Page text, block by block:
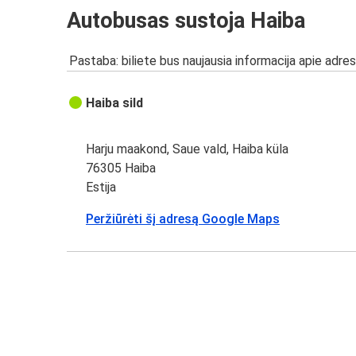
Autobusas sustoja Haiba
Pastaba: biliete bus naujausia informacija apie
Haiba sild
Harju maakond, Saue vald, Haiba küla
76305 Haiba
Estija
Peržiūrėti šį adresą Google Maps